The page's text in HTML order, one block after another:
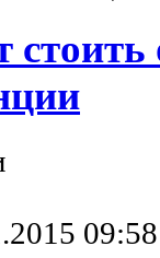
09:58